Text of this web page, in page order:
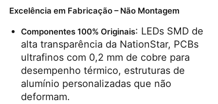
Excelência em Fabricação – Não Montagem
Componentes 100% Originais: LEDs SMD de
alta transparência da NationStar, PCBs
ultrafinos com 0,2 mm de cobre para
desempenho térmico, estruturas de
alumínio personalizadas que não
deformam.